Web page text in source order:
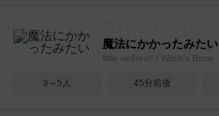
魔法にかかったみたい
Wie verhext! / Witch's Brew
3～5人 45分前後